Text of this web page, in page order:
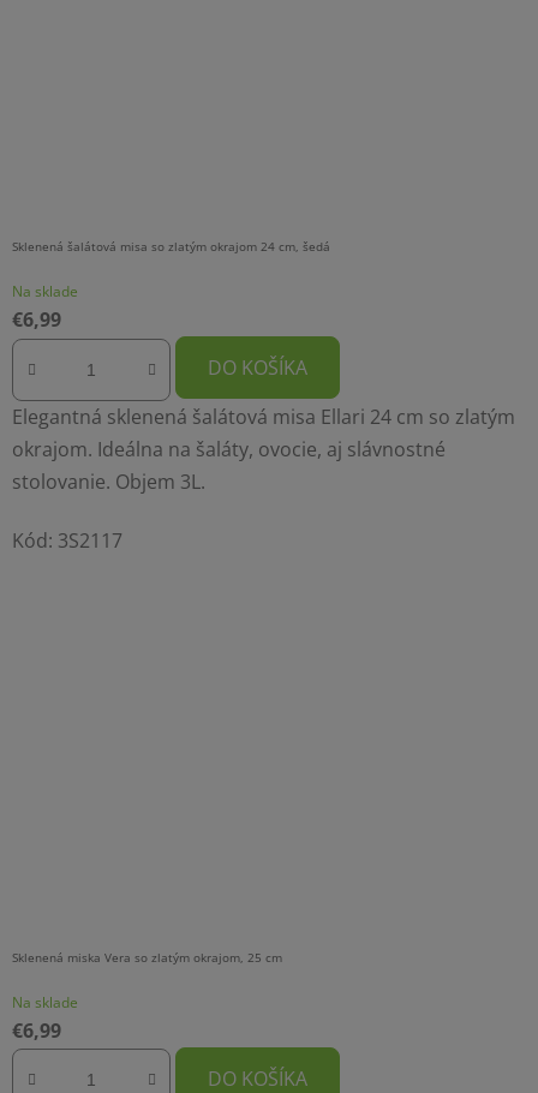
Sklenená šalátová misa so zlatým okrajom 24 cm, šedá
Na sklade
€6,99
DO KOŠÍKA
Elegantná sklenená šalátová misa Ellari 24 cm so zlatým
okrajom. Ideálna na šaláty, ovocie, aj slávnostné
stolovanie. Objem 3L.
Kód: 3S2117
Sklenená miska Vera so zlatým okrajom, 25 cm
Na sklade
€6,99
DO KOŠÍKA